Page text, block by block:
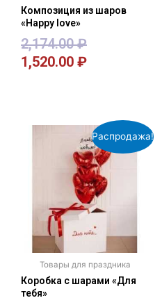
Композиция из шаров
«Happy love»
2,174.00₽
1,520.00 ₽
Распродажа!
Товары для праздника
Коробка с шарами «Для
тебя»